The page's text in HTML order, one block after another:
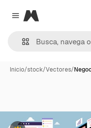
Close menu
Magnific
Inicio/stock/Vectores/